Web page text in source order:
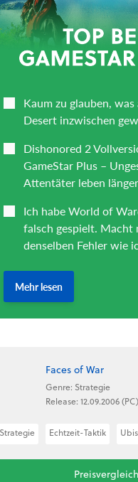
Faces of War
Genre: Strategie
Release: 12.09.2006 (PC)
Strategie Echtzeit-Taktik
Preisvergleich